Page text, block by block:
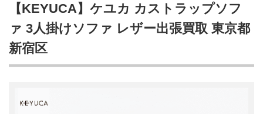
【KEYUCA】ケユカ カストラップソフ
ァ 3人掛けソファ レザー出張買取 東京都
新宿区